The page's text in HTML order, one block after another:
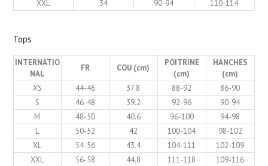
XXL
34 90-94 110-114
Tops
INTERNATIO
NAL
FR COU (cm)
POITRINE
(cm)
HANCHES
(cm)
XS
44-46 37.8 88-92
86-90
S
46-48 39.2 92-96
90-94
M
48-50 40.6 96-100
94-98
L
50-52 42 100-104
98-102
XL
54-56 43.4 104-111
102-109
XXL
56-58 44.8 111-118
109-116